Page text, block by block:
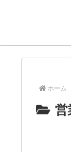
ホーム